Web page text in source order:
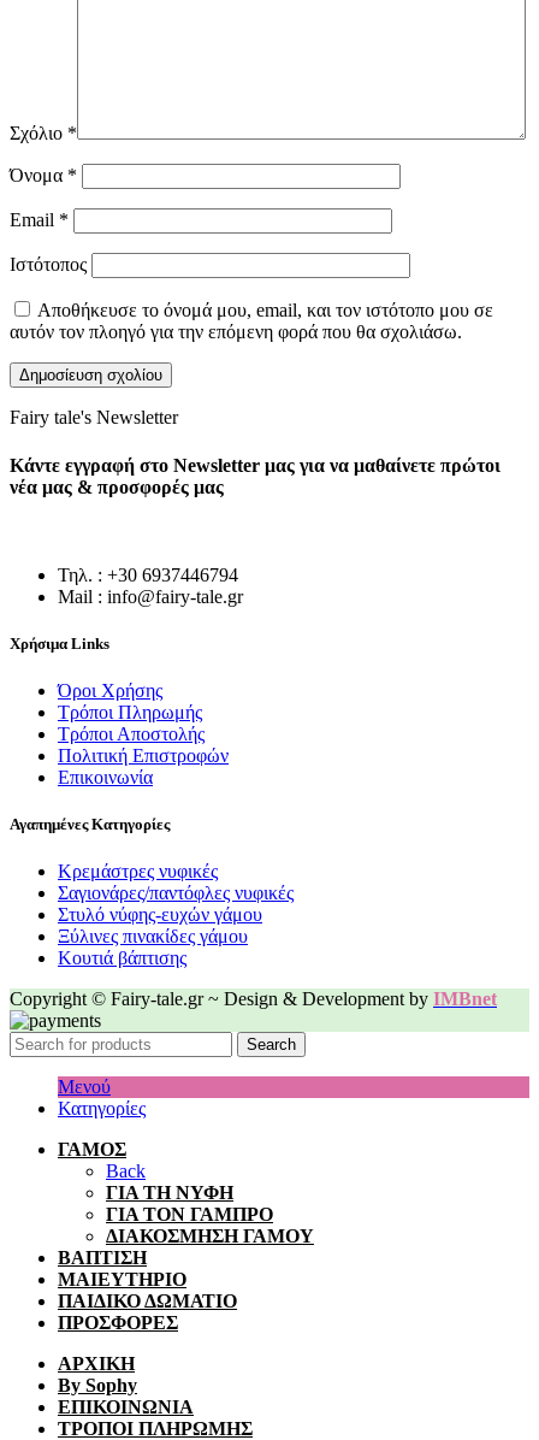
Σχόλιο *
Όνομα *
Email *
Ιστότοπος
Αποθήκευσε το όνομά μου, email, και τον ιστότοπο μου σε
αυτόν τον πλοηγό για την επόμενη φορά που θα σχολιάσω.
Fairy tale's Newsletter
Κάντε εγγραφή στο Newsletter μας για να μαθαίνετε πρώτοι
νέα μας & προσφορές μας
Τηλ. : +30 6937446794
Mail : info@fairy-tale.gr
Χρήσιμα Links
Όροι Χρήσης
Τρόποι Πληρωμής
Τρόποι Αποστολής
Πολιτική Επιστροφών
Επικοινωνία
Αγαπημένες Κατηγορίες
Κρεμάστρες νυφικές
Σαγιονάρες/παντόφλες νυφικές
Στυλό νύφης-ευχών γάμου
Ξύλινες πινακίδες γάμου
Κουτιά βάπτισης
Copyright © Fairy-tale.gr ~ Design & Development by IMBnet
Search
Μενού
Κατηγορίες
ΓΑΜΟΣ
Back
ΓΙΑ ΤΗ ΝΥΦΗ
ΓΙΑ ΤΟΝ ΓΑΜΠΡΟ
ΔΙΑΚΟΣΜΗΣΗ ΓΑΜΟΥ
ΒΑΠΤΙΣΗ
ΜΑΙΕΥΤΗΡΙΟ
ΠΑΙΔΙΚΟ ΔΩΜΑΤΙΟ
ΠΡΟΣΦΟΡΕΣ
ΑΡΧΙΚΗ
By Sophy
ΕΠΙΚΟΙΝΩΝΙΑ
ΤΡΟΠΟΙ ΠΛΗΡΩΜΗΣ